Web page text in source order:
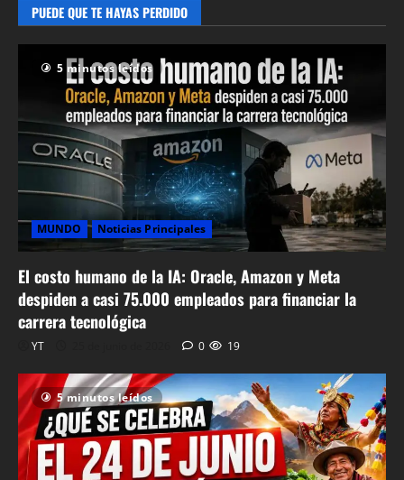
27 de abril de
PUEDE QUE TE HAYAS PERDIDO
5 minutos leídos
MUNDO Noticias Principales
El costo humano de la IA: Oracle, Amazon y Meta
despiden a casi 75.000 empleados para financiar la
carrera tecnológica
YT 0 19
5 minutos leídos